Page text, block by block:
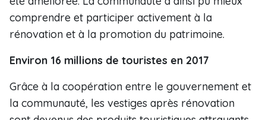
comprendre et participer activement à la
rénovation et à la promotion du patrimoine.
Environ 16 millions de touristes en 2017
Grâce à la coopération entre le gouvernement et
la communauté, les vestiges après rénovation